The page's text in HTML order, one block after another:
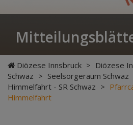
Diözese Innsbruck > Diözese
Schwaz > Seelsorgeraum Schwaz
Himmelfahrt - SR Schwaz >
Himmelfahrt